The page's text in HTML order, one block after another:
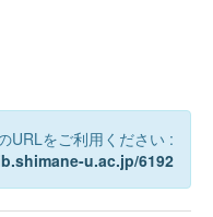
URLをご利用ください :
u.ac.jp/6192